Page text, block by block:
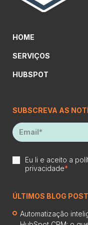
HOME
SERVIÇOS
HUBSPOT
SUBSCREVA AS
Eu li e aceito a
privacidade*
ÚLTIMOS BLOG
Automatização